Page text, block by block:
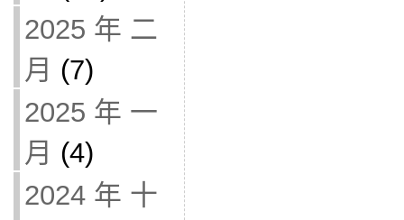
2025 年 二
月 (7)
2025 年 一
月 (4)
2024 年 十